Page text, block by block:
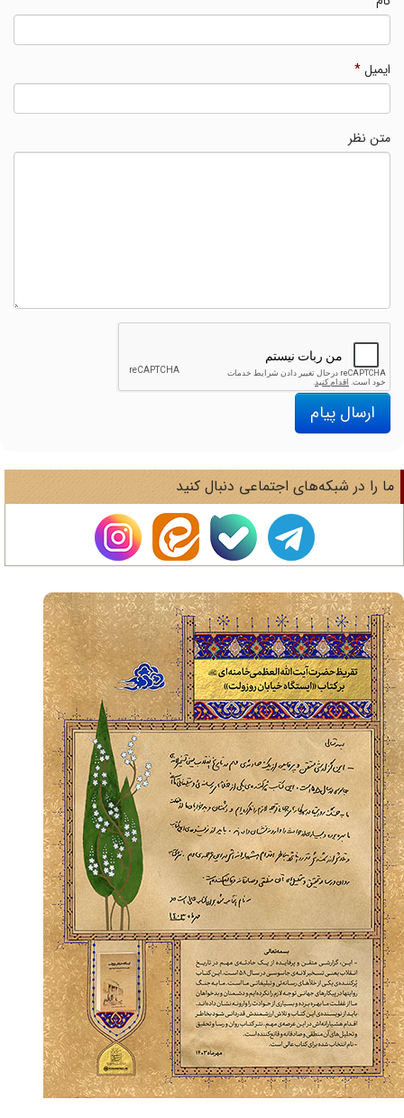
ایمیل*
متن نظر
ارسال پیام
را در شبکه‌های اجتماعی دنبال کنید